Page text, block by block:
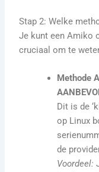
Stap 2: Welke
Je kunt een Amiko
cruciaal om te
Methode
Dit is de
op Linux
de
Voordeel: